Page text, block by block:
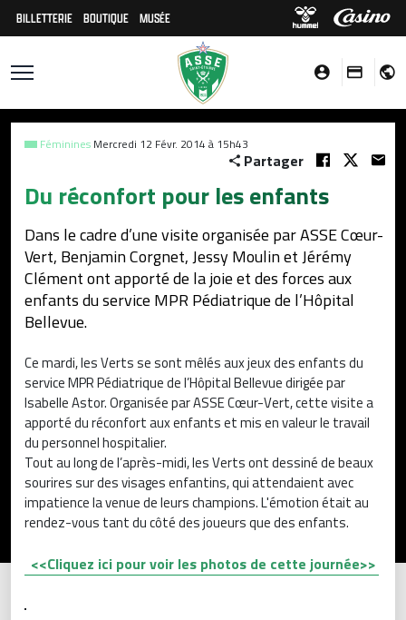
BILLETTERIE BOUTIQUE MUSÉE
Féminines Mercredi 12 Févr. 2014 à 15h43
Partager
Du réconfort pour les enfants
Dans le cadre d’une visite organisée par ASSE Cœur-
Vert, Benjamin Corgnet, Jessy Moulin et Jérémy
Clément ont apporté de la joie et des forces aux
enfants du service MPR Pédiatrique de l’Hôpital
Bellevue.
Ce mardi, les Verts se sont mêlés aux jeux des enfants du
service MPR Pédiatrique de l’Hôpital Bellevue dirigée par
Isabelle Astor. Organisée par ASSE Cœur-Vert, cette visite a
apporté du réconfort aux enfants et mis en valeur le travail
du personnel hospitalier.
Tout au long de l’après-midi, les Verts ont dessiné de beaux
sourires sur des visages enfantins, qui attendaient avec
impatience la venue de leurs champions. L'émotion était au
rendez-vous tant du côté des joueurs que des enfants.
<<Cliquez ici pour voir les photos de cette journée>>